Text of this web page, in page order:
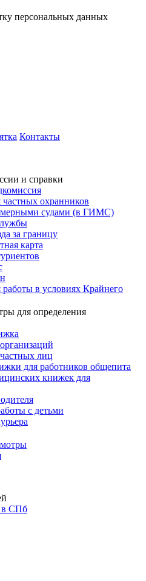
персональных данных
Контакты
и справки
охранников
судами (в ГИМС)
за границу
карта
в условиях Крайнего
для определения
лиц
для работников общепита
книжек для
с детьми
в СПб